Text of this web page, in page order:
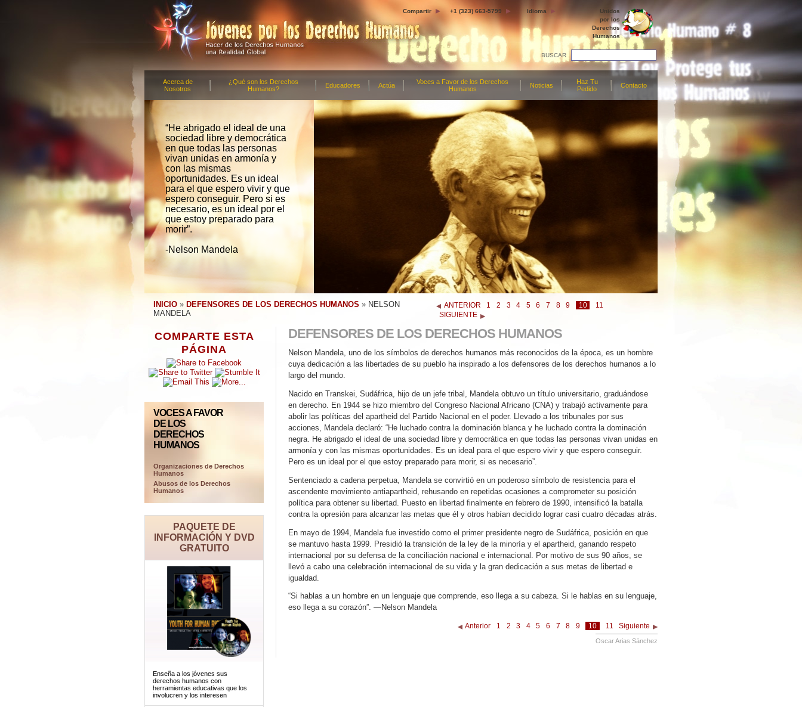
Compartir +1 (323) 663-5799 Idioma
Unidos
por los
Derechos
Humanos
BUSCAR
Acerca de
Nosotros
¿Qué son los Derechos
Humanos?
Educadores Actúa
Voces a Favor de los Derechos
Humanos
Noticias
Haz Tu
Pedido
Contacto
“He abrigado el ideal de una
sociedad libre y democrática
en que todas las personas
vivan unidas en armonía y
con las mismas
oportunidades. Es un ideal
para el que espero vivir y que
espero conseguir. Pero si es
necesario, es un ideal por el
que estoy preparado para
morir”.
-Nelson Mandela
INICIO » DEFENSORES DE LOS DERECHOS HUMANOS » NELSON
MANDELA
ANTERIOR 1 2 3 4 5 6 7 8 9 10
11
SIGUIENTE
COMPARTE ESTA
PÁGINA
VOCES A FAVOR
DE LOS
DERECHOS
HUMANOS
Organizaciones de Derechos
Humanos
Abusos de los Derechos
Humanos
PAQUETE DE
INFORMACIÓN Y DVD
GRATUITO
Enseña a los jóvenes sus
derechos humanos con
herramientas educativas que los
involucren y los interesen
DEFENSORES DE LOS DERECHOS HUMANOS
Nelson Mandela, uno de los símbolos de derechos humanos más reconocidos de la época, es un hombre
cuya dedicación a las libertades de su pueblo ha inspirado a los defensores de los derechos humanos a lo
largo del mundo.
Nacido en Transkei, Sudáfrica, hijo de un jefe tribal, Mandela obtuvo un título universitario, graduándose
en derecho. En 1944 se hizo miembro del Congreso Nacional Africano (CNA) y trabajó activamente para
abolir las políticas del apartheid del Partido Nacional en el poder. Llevado a los tribunales por sus
acciones, Mandela declaró: “He luchado contra la dominación blanca y he luchado contra la dominación
negra. He abrigado el ideal de una sociedad libre y democrática en que todas las personas vivan unidas en
armonía y con las mismas oportunidades. Es un ideal para el que espero vivir y que espero conseguir.
Pero es un ideal por el que estoy preparado para morir, si es necesario”.
Sentenciado a cadena perpetua, Mandela se convirtió en un poderoso símbolo de resistencia para el
ascendente movimiento antiapartheid, rehusando en repetidas ocasiones a comprometer su posición
política para obtener su libertad. Puesto en libertad finalmente en febrero de 1990, intensificó la batalla
contra la opresión para alcanzar las metas que él y otros habían decidido lograr casi cuatro décadas atrás.
En mayo de 1994, Mandela fue investido como el primer presidente negro de Sudáfrica, posición en que
se mantuvo hasta 1999. Presidió la transición de la ley de la minoría y el apartheid, ganando respeto
internacional por su defensa de la conciliación nacional e internacional. Por motivo de sus 90 años, se
llevó a cabo una celebración internacional de su vida y la gran dedicación a sus metas de libertad e
igualdad.
“Si hablas a un hombre en un lenguaje que comprende, eso llega a su cabeza. Si le hablas en su lenguaje,
eso llega a su corazón”. —Nelson Mandela
Anterior 1 2 3 4 5 6 7 8 9 10 11 Siguiente
Oscar Arias Sánchez